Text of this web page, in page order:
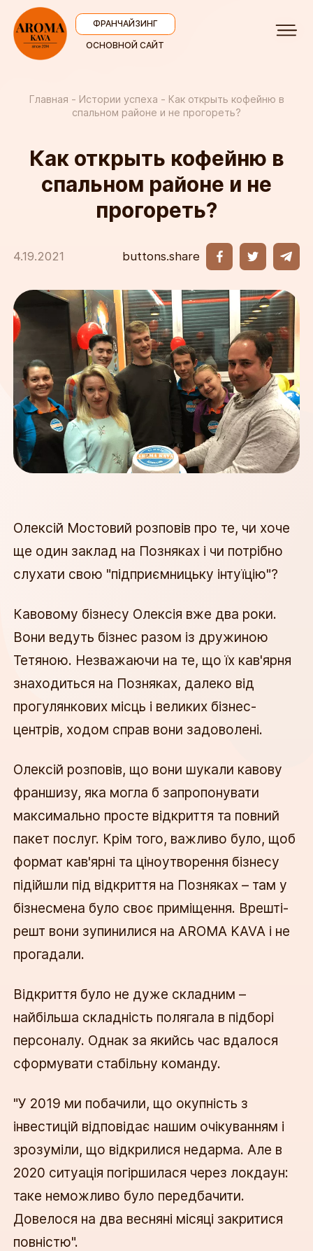
ФРАНЧАЙЗИНГ
ОСНОВНОЙ САЙТ
Главная Истории успеха
Как открыть кофейню в
спальном районе и не прогореть?
Как открыть кофейню в
спальном районе и не
прогореть?
4.19.2021 buttons.share
Олексій Мостовий розповів про те, чи хоче
ще один заклад на Позняках і чи потрібно
слухати свою "підприємницьку інтуїцію"?
​​​​​​Кавовому бізнесу Олексія вже два роки.
Вони ведуть бізнес разом із дружиною
Тетяною. Незважаючи на те, що їх кав'ярня
знаходиться на Позняках, далеко від
прогулянкових місць і великих бізнес-
центрів, ходом справ вони задоволені.
Олексій розповів, що вони шукали кавову
франшизу, яка могла б запропонувати
максимально просте відкриття та повний
пакет послуг. Крім того, важливо було, щоб
формат кав'ярні та ціноутворення бізнесу
підійшли під відкриття на Позняках – там у
бізнесмена було своє приміщення. Врешті-
решт вони зупинилися на AROMA KAVA і не
прогадали.
Відкриття було не дуже складним –
найбільша складність полягала в підборі
персоналу. Однак за якийсь час вдалося
сформувати стабільну команду.
"У 2019 ми побачили, що окупність з
інвестицій відповідає нашим очікуванням і
зрозуміли, що відкрилися недарма. Але в
2020 ситуація погіршилася через локдаун:
таке неможливо було передбачити.
Довелося на два весняні місяці закритися
повністю".